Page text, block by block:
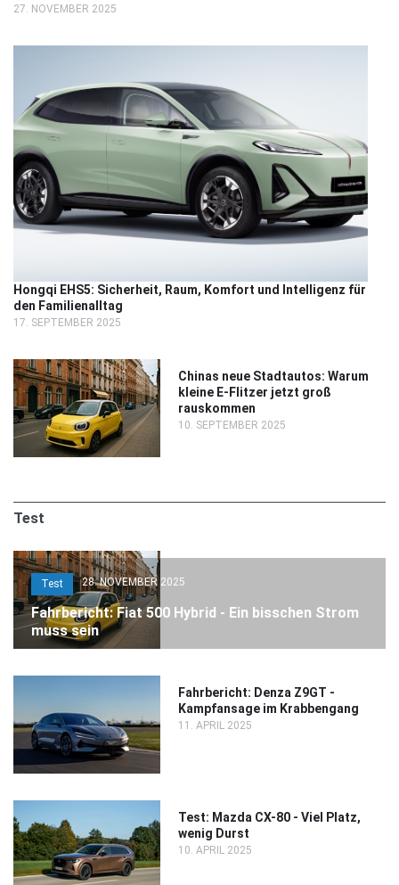
27. NOVEMBER 2025
Hongqi EHS5: Sicherheit, Raum, Komfort und Intelligenz für
den Familienalltag
17. SEPTEMBER 2025
Chinas neue Stadtautos: Warum
kleine E-Flitzer jetzt groß
rauskommen
10. SEPTEMBER 2025
Test
Test 28. NOVEMBER 2025
Fahrbericht: Fiat 500 Hybrid - Ein bisschen Strom
muss sein
Fahrbericht: Denza Z9GT -
Kampfansage im Krabbengang
11. APRIL 2025
Test: Mazda CX-80 - Viel Platz,
wenig Durst
10. APRIL 2025